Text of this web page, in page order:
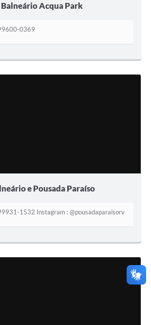
Balneário Acqua Park
0369
e Pousada Paraíso
1532 Instagram : @pousadaparaisorv